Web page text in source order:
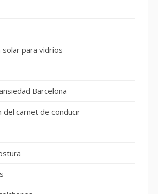
para vidrios
Barcelona
del carnet de conducir